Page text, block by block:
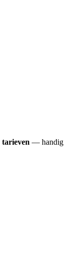
tarieven — handig